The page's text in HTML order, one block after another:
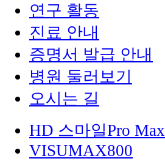
연구 활동
진료 안내
증명서 발급 안내
병원 둘러보기
오시는 길
HD 스마일Pro Max
VISUMAX800